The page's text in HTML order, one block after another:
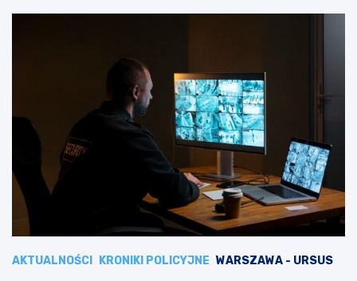
AKTUALNOŚCI KRONIKI POLICYJNE WARSZAWA - URSUS